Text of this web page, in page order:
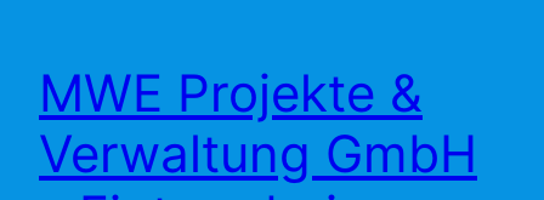
MWE Projekte &
Verwaltung GmbH